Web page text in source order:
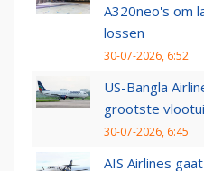
A320neo's om
lossen
30-07-2026, 6:52
US-Bangla
grootste
30-07-2026, 6:45
AIS Airlines